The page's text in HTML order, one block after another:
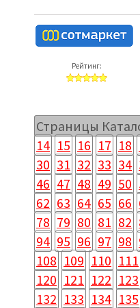
Рейтинг:
Страницы
14 15 16 17 18
30 31 32 33 34
46 47 48 49 50
62 63 64 65 66
78 79 80 81 82
94 95 96 97 98
108 109 110 111
120 121 122 123
132 133 134 135